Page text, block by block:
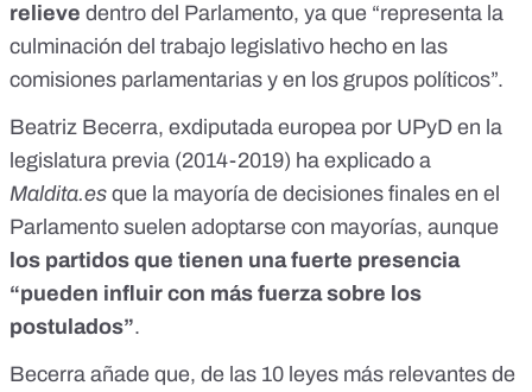
relieve dentro del Parlamento, ya que “representa la
culminación del trabajo legislativo hecho en las
comisiones parlamentarias y en los grupos políticos”.
Beatriz Becerra, exdiputada europea por UPyD en la
legislatura previa (2014-2019) ha explicado a
Maldita.es que la mayoría de decisiones finales en el
Parlamento suelen adoptarse con mayorías, aunque
los partidos que tienen una fuerte presencia
“pueden influir con más fuerza sobre los
postulados”.
Becerra añade que, de las 10 leyes más relevantes de